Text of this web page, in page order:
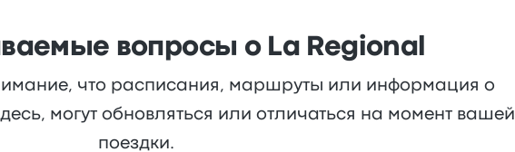
вопросы о La Regional
что расписания, маршруты или информация о
могут обновляться или отличаться на момент вашей
поездки.